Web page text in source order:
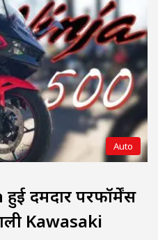
Auto
दमदार परफॉर्मेंस
Kawasaki